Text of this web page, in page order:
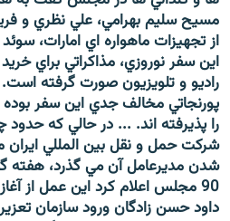
از تجهيزات ماهواره اي امارات،
اين سفر نوروزي، مذاكراتي براي
راديو و تلويزيون صورت گرفته
پورنجاتي مخالف جدي اين سفر بوده
را پذيرفته اند. ... در حالي كه
شركت حمل و نقل بين المللي ايران
شدن مديرعامل آن مي گذرد،
90 مجلس اعلام كرد اين عمل از
داود حسن زادگان ورود سازمان